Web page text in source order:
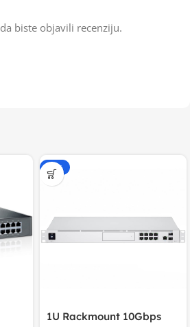
da biste objavili recenziju.
-15%
1U Rackmount 10Gbps